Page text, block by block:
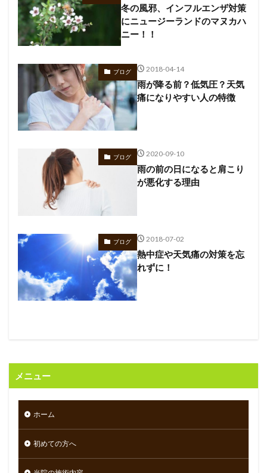
冬の風邪、インフルエンザ対策
にニュージーランドのマヌカハ
ニー！！
ブログ 2018-04-14
雨が降る前？低気圧？天気
痛になりやすい人の特徴
ブログ 2020-09-10
雨の前の日になると肩こり
が悪化する理由
ブログ 2018-07-02
熱中症や天気痛の対策を忘
れずに！
メニュー
ホーム
初めての方へ